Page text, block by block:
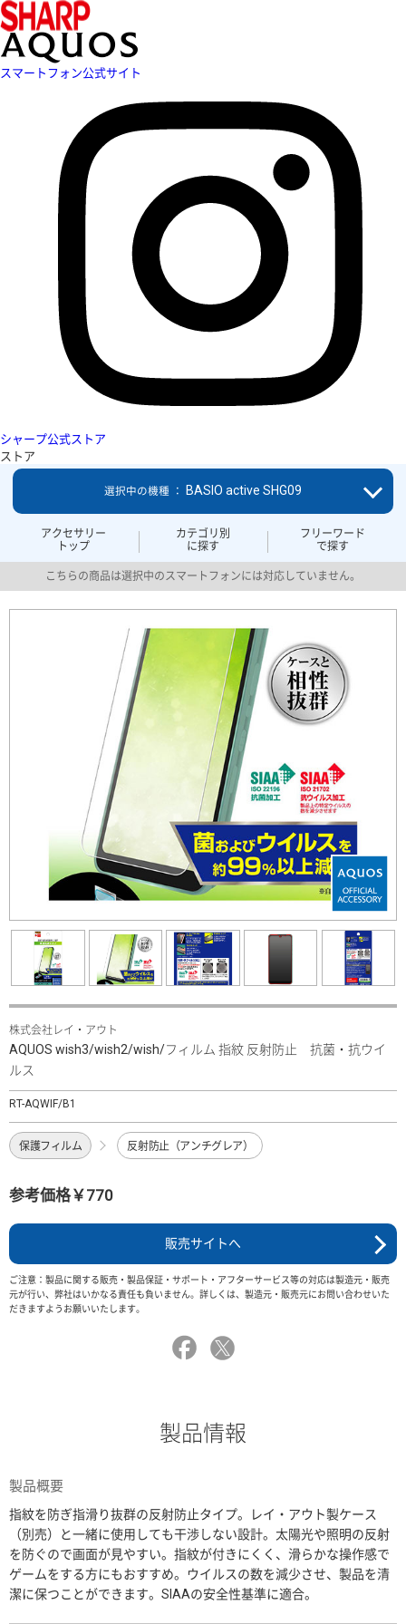
スマートフォン公式サイト
シャープ公式ストア
ストア
アクセサリー
トップ
カテゴリ別
に探す
フリーワード
で探す
選択中の機種 ： BASIO active SHG09
こちらの商品は選択中のスマートフォンには対応していません。
株式会社レイ・アウト
AQUOS wish3/wish2/wish/フィルム 指紋 反射防止 抗菌・抗ウイ
ルス
RT-AQWIF/B1
保護フィルム 反射防止（アンチグレア）
参考価格￥770
販売サイトへ
ご注意：製品に関する販売・製品保証・サポート・アフターサービス等の対応は製造元・販売
元が行い、弊社はいかなる責任も負いません。詳しくは、製造元・販売元にお問い合わせいた
だきますようお願いいたします。
製品情報
製品概要
指紋を防ぎ指滑り抜群の反射防止タイプ。レイ・アウト製ケース
（別売）と一緒に使用しても干渉しない設計。太陽光や照明の反射
を防ぐので画面が見やすい。指紋が付きにくく、滑らかな操作感で
ゲームをする方にもおすすめ。ウイルスの数を減少させ、製品を清
潔に保つことができます。SIAAの安全性基準に適合。